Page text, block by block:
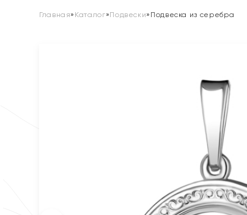
Главная» Каталог»Подвески» Подвеска из серебра